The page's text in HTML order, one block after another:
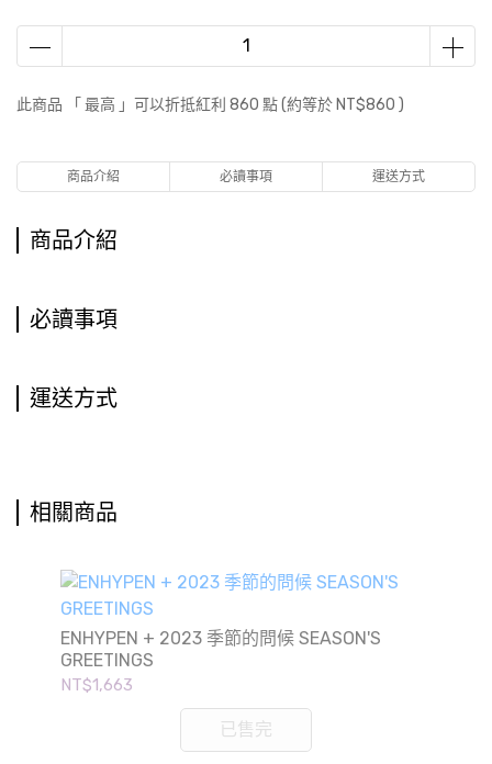
此商品 「 最高 」可以折抵紅利 860 點 (約等於 NT$860 )
商品介紹 必讀事項 運送方式
商品介紹
必讀事項
運送方式
相關商品
ENHYPEN + 2023 季節的問候 SEASON'S
GREETINGS
NT$1,663
已售完